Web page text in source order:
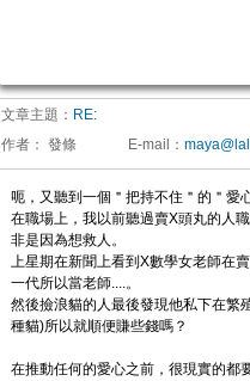
文章主題： RE:
作者： 發條 E-mail ：
呃，又聽到一個＂把持不住＂的＂愛
在職場上，我以前聽過賣X頭丸的人
非是因為想救人。
上星期在新聞上看到X數學女老師在
一代所以當老師....。
然後撿浪貓的人最後發現他私下在繁
種貓)所以就順便賺些錢嗎？
在推動任何的愛心之前，很現實的都